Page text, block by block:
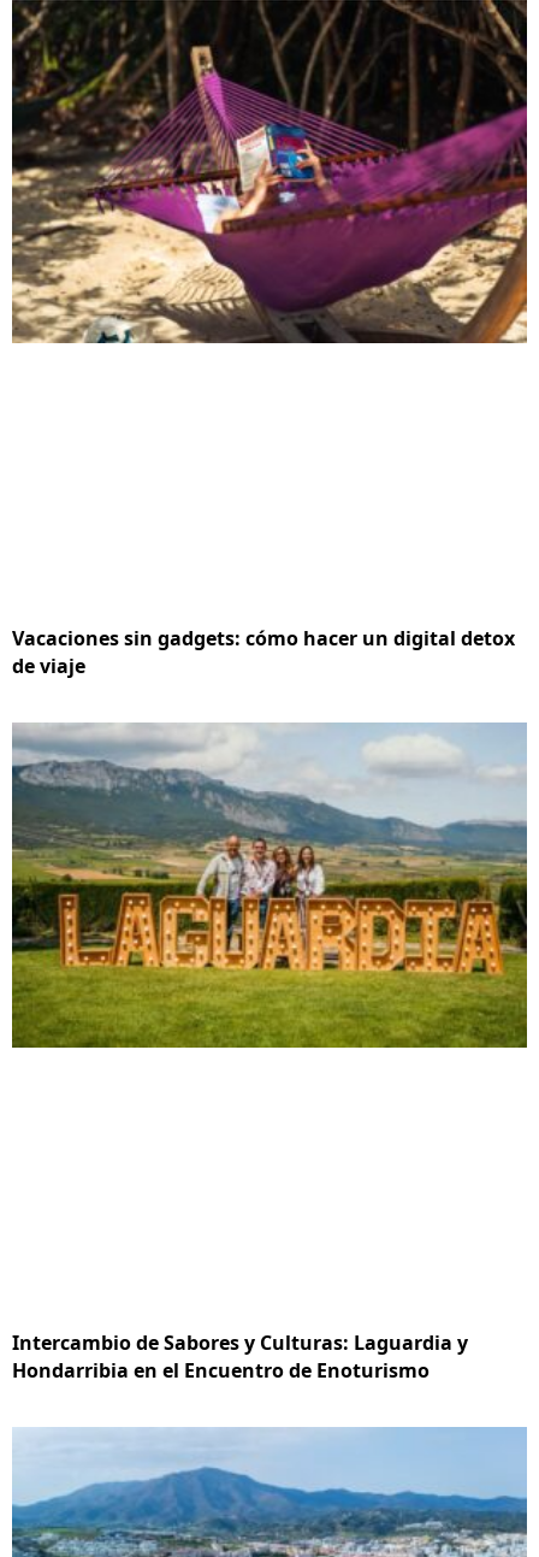
Vacaciones sin gadgets: cómo hacer un digital detox
de viaje
Intercambio de Sabores y Culturas: Laguardia y
Hondarribia en el Encuentro de Enoturismo